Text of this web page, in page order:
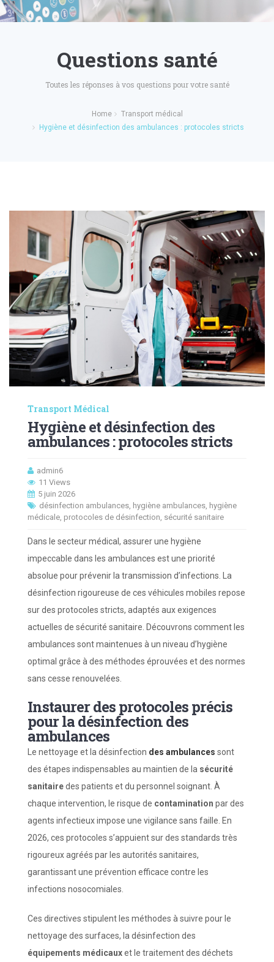
Questions santé
Toutes les réponses à vos questions pour votre santé
Home
Transport médical
Hygiène et désinfection des ambulances : protocoles stricts
Transport Médical
Hygiène et désinfection des
ambulances : protocoles stricts
admin6
11 Views
5 juin 2026
désinfection ambulances, hygiène ambulances, hygiène
médicale, protocoles de désinfection, sécurité sanitaire
Dans le secteur médical, assurer une hygiène
impeccable dans les ambulances est une priorité
absolue pour prévenir la transmission d’infections. La
désinfection rigoureuse de ces véhicules mobiles repose
sur des protocoles stricts, adaptés aux exigences
actuelles de sécurité sanitaire. Découvrons comment les
ambulances sont maintenues à un niveau d’hygiène
optimal grâce à des méthodes éprouvées et des normes
sans cesse renouvelées.
Instaurer des protocoles précis
pour la désinfection des
ambulances
Le nettoyage et la désinfection des ambulances sont
des étapes indispensables au maintien de la sécurité
sanitairedes patients et du personnel soignant. À
chaque intervention, le risque de contamination par des
agents infectieux impose une vigilance sans faille. En
2026, ces protocoles s’appuient sur des standards très
rigoureux agréés par les autorités sanitaires,
garantissant une prévention efficace contre les
infections nosocomiales.
Ces directives stipulent les méthodes à suivre pour le
nettoyage des surfaces, la désinfection des
équipements médicauxet le traitement des déchets